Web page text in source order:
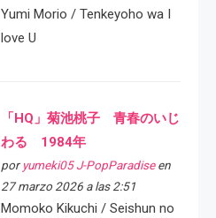
Yumi Morio / Tenkeyoho wa I
love U
「HQ」菊池桃子 青春のいじ
わる 1984年
por yumeki05 J-PopParadiseen
27 marzo 2026 a las 2:51
Momoko Kikuchi / Seishun no